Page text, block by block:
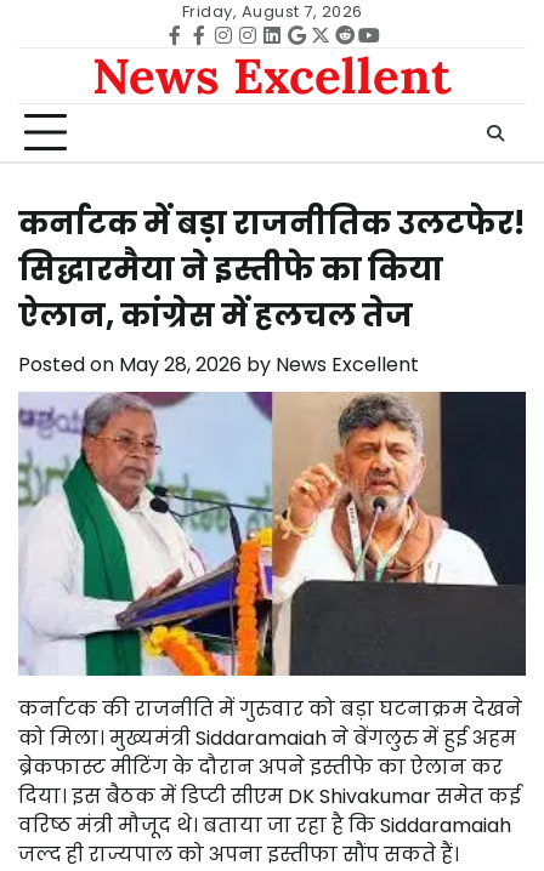
Friday, August 7, 2026
Facebook
facebook
Instagram
instagram
Linkedin
google
Twitter
redditYoutube
News Excellent
कर्नाटक में बड़ा राजनीतिक उलटफेर!
सिद्धारमैया ने इस्तीफे का किया
ऐलान, कांग्रेस में हलचल तेज
Posted on May 28, 2026 by News Excellent
कर्नाटक की राजनीति में गुरुवार को बड़ा घटनाक्रम देखने
को मिला। मुख्यमंत्री Siddaramaiah ने बेंगलुरु में हुई अहम
ब्रेकफास्ट मीटिंग के दौरान अपने इस्तीफे का ऐलान कर
दिया। इस बैठक में डिप्टी सीएम DK Shivakumar समेत कई
वरिष्ठ मंत्री मौजूद थे। बताया जा रहा है कि Siddaramaiah
जल्द ही राज्यपाल को अपना इस्तीफा सौंप सकते हैं।